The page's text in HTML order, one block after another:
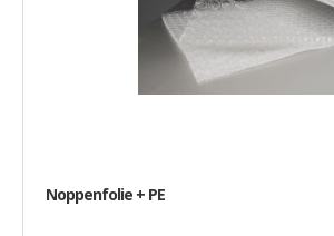
Noppenfolie + PE